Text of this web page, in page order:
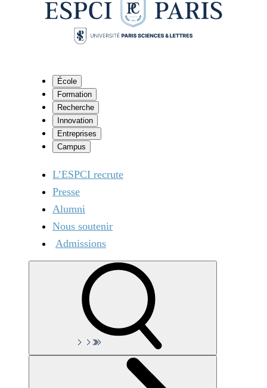
École
Formation
Recherche
Innovation
Entreprises
Campus
L’ESPCI recrute
Presse
Alumni
Nous soutenir
Admissions